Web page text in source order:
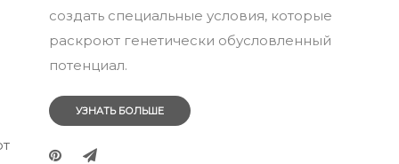
создать специальные условия, которые
раскроют генетически обусловленный
потенциал.
УЗНАТЬ БОЛЬШЕ